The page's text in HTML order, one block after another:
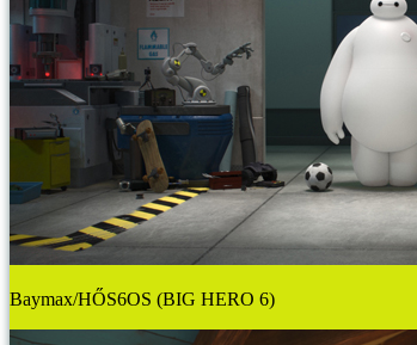
Baymax/HŐS6OS (BIG HERO 6)